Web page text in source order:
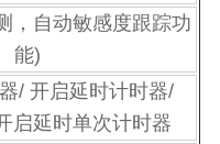
，自动敏感度跟踪功
能)
/ 开启延时计时器/
启延时单次计时器